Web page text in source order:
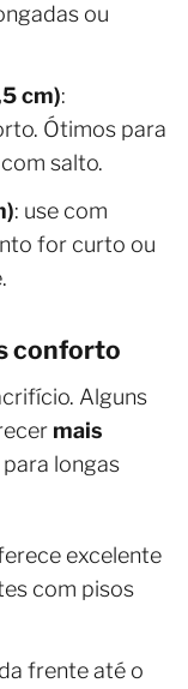
ou
cm):
Ótimos para
salto.
: use com
for curto ou
conforto
Alguns
mais
longas
excelente
com pisos
frente até o